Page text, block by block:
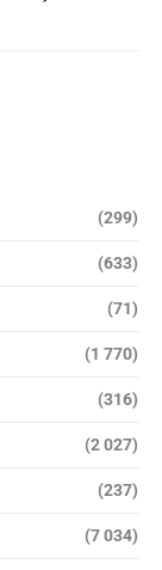
(299)
(633)
(71)
(1 770)
(316)
(2 027)
(237)
(7 034)